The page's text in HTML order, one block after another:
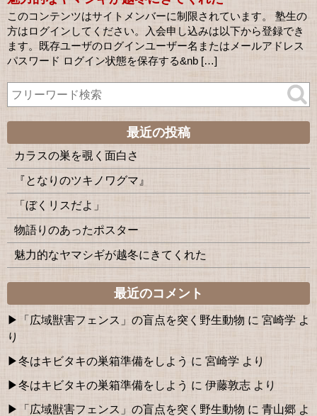
このコンテンツはサイトメンバーに制限されています。 塾生の
方はログインしてください。入会申し込みは以下から登録でき
ます。既存ユーザのログインユーザー名またはメールアドレス
パスワード ログイン状態を保存する&nb […]
最近の投稿
カラスの巣を覗く面白さ
『となりのツキノワグマ』
「ぼくリスだよ」
物語りのあったポスター
魅力的なヤマシギが越冬にきてくれた
最近のコメント
「広域獣害フェンス」の盲点を突く野生動物 に 宮崎学 よ
り
冬はキビタキの巣箱準備をしよう に 宮崎学 より
冬はキビタキの巣箱準備をしよう に 伊藤敦志 より
「広域獣害フェンス」の盲点を突く野生動物 に 青山郷 よ